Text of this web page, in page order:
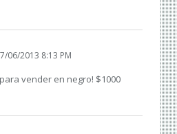
06/2013 8:13 PM
vender en negro! $1000